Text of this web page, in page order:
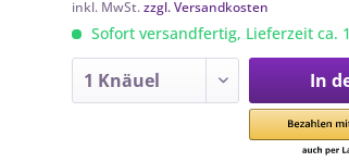
inkl. MwSt.zzgl. Versandkosten
Sofort versandfertig, Lieferzeit ca.
In